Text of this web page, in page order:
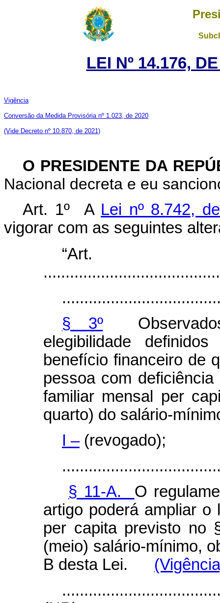
LEI Nº 14.176,
Vigência
Conversão da Medida Provisória nº 1.023, de 2020
(Vide Decreto nº 10.870, de 2021)
O PRESIDENTE DA
Nacional decreta e eu
Art. 1º A Lei nº 8.742,
vigorar com as seguintes
§ 3º
elegibilidade
benefício financeiro de
pessoa com
familiar mensal per
quarto) do salário-
I –(revogado);
§ 11-A. O
artigo poderá ampliar o
per capitaprevisto no
(meio) salário-mínimo,
B desta Lei.